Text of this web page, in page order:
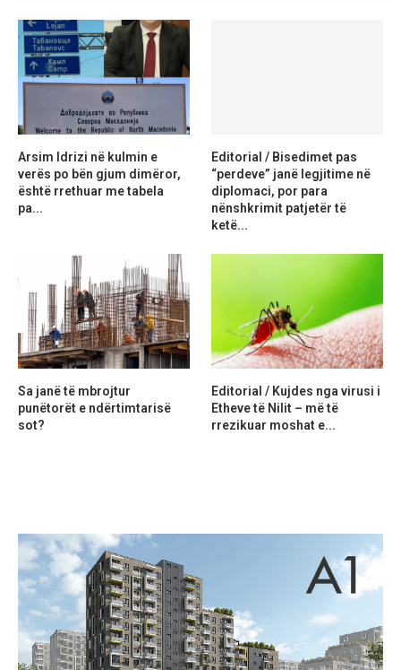
Arsim Idrizi në kulmin e
verës po bën gjum dimëror,
është rrethuar me tabela
pa...
Editorial / Bisedimet pas
“perdeve” janë legjitime në
diplomaci, por para
nënshkrimit patjetër të
ketë...
Sa janë të mbrojtur
punëtorët e ndërtimtarisë
sot?
Editorial / Kujdes nga virusi i
Etheve të Nilit – më të
rrezikuar moshat e...